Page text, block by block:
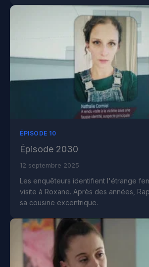
ÉPISODE 10
Épisode 2030
12 septembre 2025
Les enquêteurs identifient l'étrange
visite à Roxane. Après des années,
sa cousine excentrique.